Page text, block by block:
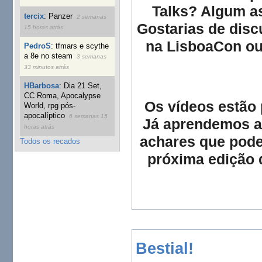
tercix: Panzer
2 semanas
15 horas atrás
PedroS:tfmars e scythe
a 8e no steam
3 semanas
33 minutos atrás
HBarbosa: Dia 21 Set,
CC Roma, Apocalypse
World, rpg pós-
apocalíptico
6 semanas 15
horas atrás
Todos os recados
Talks? Algum
Gostarias de
na LisboaCon
Os vídeos
Já aprendemos
achares que
próxima edição
Bestial!